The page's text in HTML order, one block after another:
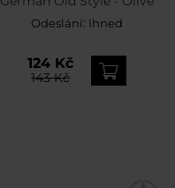
Odeslání: Ihned
124 Kč
143 Kč